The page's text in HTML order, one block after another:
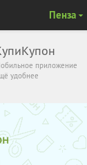
приложение
удобнее
Пенза